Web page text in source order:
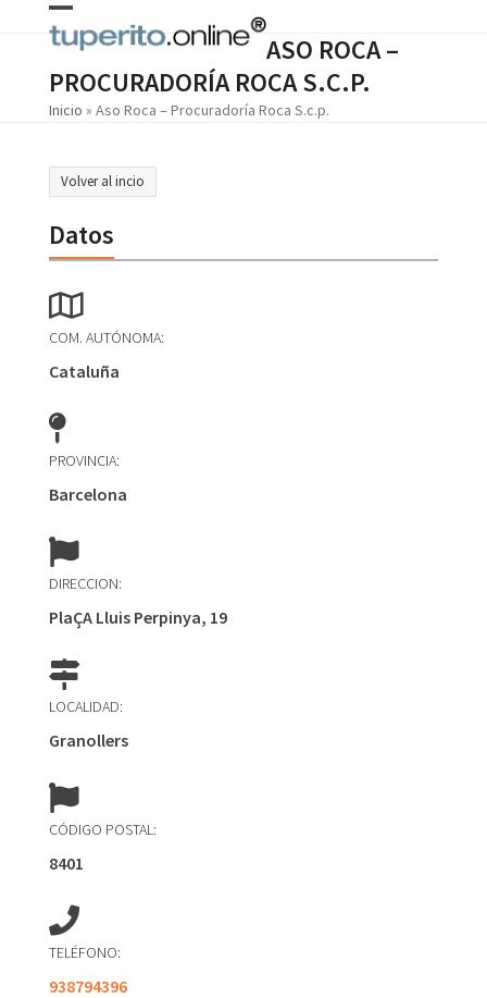
Open
mobile
menu
Close
mobile
menu
ASO ROCA –
PROCURADORÍA ROCA S.C.P.
Inicio » Aso Roca – Procuradoría Roca S.c.p.
Volver al incio
Datos
COM. AUTÓNOMA:
Cataluña
PROVINCIA:
Barcelona
DIRECCION:
PlaÇA Lluis Perpinya, 19
LOCALIDAD:
Granollers
CÓDIGO POSTAL:
8401
TELÉFONO:
938794396